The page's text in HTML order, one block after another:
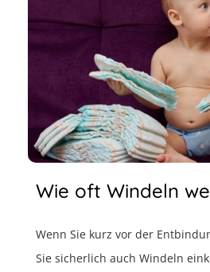
Wie oft Windeln
Wenn Sie kurz vor der
Sie sicherlich auch Windeln